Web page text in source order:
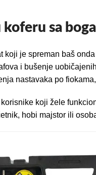
sa
koji je spreman baš
i bušenje
nastavaka po
koji žele
hobi majstor ili